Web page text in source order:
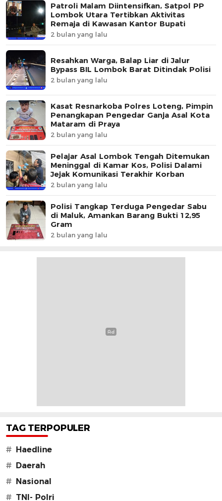
Patroli Malam Diintensifkan, Satpol PP
Lombok Utara Tertibkan Aktivitas
Remaja di Kawasan Kantor Bupati
2 bulan yang lalu
Resahkan Warga, Balap Liar di Jalur
Bypass BIL Lombok Barat Ditindak Polisi
2 bulan yang lalu
Kasat Resnarkoba Polres Loteng, Pimpin
Penangkapan Pengedar Ganja Asal Kota
Mataram di Praya
2 bulan yang lalu
Pelajar Asal Lombok Tengah Ditemukan
Meninggal di Kamar Kos, Polisi Dalami
Jejak Komunikasi Terakhir Korban
2 bulan yang lalu
Polisi Tangkap Terduga Pengedar Sabu
di Maluk, Amankan Barang Bukti 12,95
Gram
2 bulan yang lalu
TAG TERPOPULER
# Haedline
# Daerah
# Nasional
# TNI- Polri